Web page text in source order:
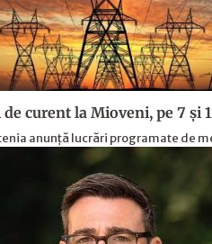
curent la Mioveni, pe 7 și
anunță lucrări programate de